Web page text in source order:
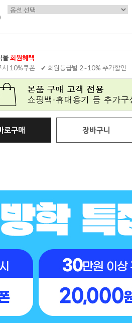
몰회원혜택
10%쿠폰
✔ 회원등급별 2~10% 추가할인
로구매 장바구니